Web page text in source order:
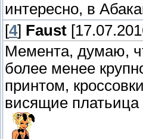
интересно, в
[4] Faust
Мемента, думаю,
более менее
принтом,
висящие платьица